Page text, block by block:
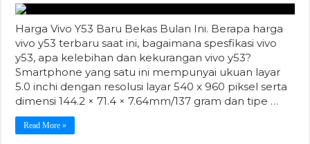
Harga Vivo Y53 Baru Bekas Bulan Ini. Berapa harga
vivo y53 terbaru saat ini, bagaimana spesfikasi vivo
y53, apa kelebihan dan kekurangan vivo y53?
Smartphone yang satu ini mempunyai ukuan layar
5.0 inchi dengan resolusi layar 540 x 960 piksel serta
dimensi 144.2 × 71.4 × 7.64mm/137 gram dan tipe …
Read More »